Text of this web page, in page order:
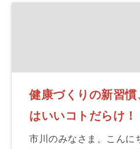
健康づくりの新習
はいいコトだらけ！
市川のみなさま、こんに